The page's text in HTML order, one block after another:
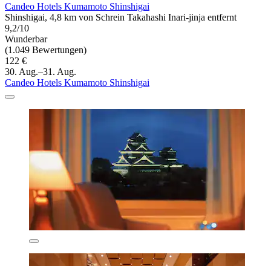
Candeo Hotels Kumamoto Shinshigai
Shinshigai, 4,8 km von Schrein Takahashi Inari-jinja entfernt
9,2/10
Wunderbar
(1.049 Bewertungen)
122 €
30. Aug.–31. Aug.
Candeo Hotels Kumamoto Shinshigai